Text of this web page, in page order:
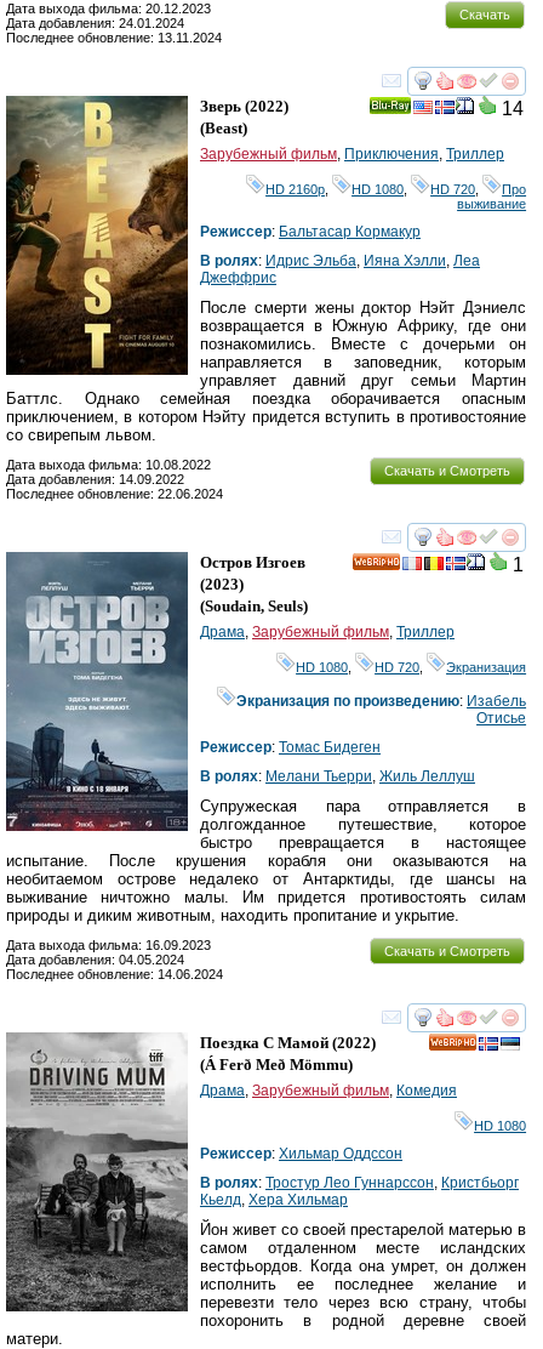
Скачать
Дата выхода фильма: 20.12.2023
Дата добавления: 24.01.2024
Последнее обновление: 13.11.2024
смотреть
14
Зверь (2022)
(Beast)
Зарубежный фильм, Приключения, Триллер
HD 2160р HD 1080 HD 720
Про
выживание
Режиссер: Бальтасар Кормакур
В ролях: Идрис Эльба, Ияна Хэлли, Леа
Джеффрис
После смерти жены доктор Нэйт Дэниелс
возвращается в Южную Африку, где они
познакомились. Вместе с дочерьми он
направляется в заповедник, которым
управляет давний друг семьи Мартин
Баттлс. Однако семейная поездка оборачивается опасным
приключением, в котором Нэйту придется вступить в противостояние
со свирепым львом.
Скачать и Смотреть
Дата выхода фильма: 10.08.2022
Дата добавления: 14.09.2022
Последнее обновление: 22.06.2024
смотреть
1
Остров Изгоев
(2023)
(Soudain, Seuls)
Драма Зарубежный фильм Триллер
HD 1080 HD 720 Экранизация
Экранизация по произведению: Изабель
Отисье
Режиссер: Томас Бидеген
В ролях: Мелани Тьерри Жиль Леллуш
Супружеская пара отправляется в
долгожданное путешествие, которое
быстро превращается в настоящее
испытание. После крушения корабля они оказываются на
необитаемом острове недалеко от Антарктиды, где шансы на
выживание ничтожно малы. Им придется противостоять силам
природы и диким животным, находить пропитание и укрытие.
Скачать и Смотреть
Дата выхода фильма: 16.09.2023
Дата добавления: 04.05.2024
Последнее обновление: 14.06.2024
смотреть
Поездка С Мамой (2022)
(Á Ferð Með Mömmu)
Драма Зарубежный фильм Комедия
HD 1080
Режиссер: Хильмар Оддссон
В ролях: Тростур Лео Гуннарссон Кристбьорг
Кьелд Хера Хильмар
Йон живет со своей престарелой матерью в
самом отдаленном месте исландских
вестфьордов. Когда она умрет, он должен
исполнить ее последнее желание и
перевезти тело через всю страну, чтобы
похоронить в родной деревне своей
матери.